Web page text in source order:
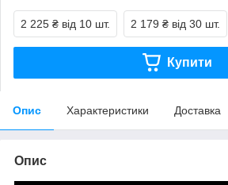
2 225 ₴ від 10 шт. 2 179 ₴ від 30 шт.
Купити
Опис Характеристики Доставка
Опис